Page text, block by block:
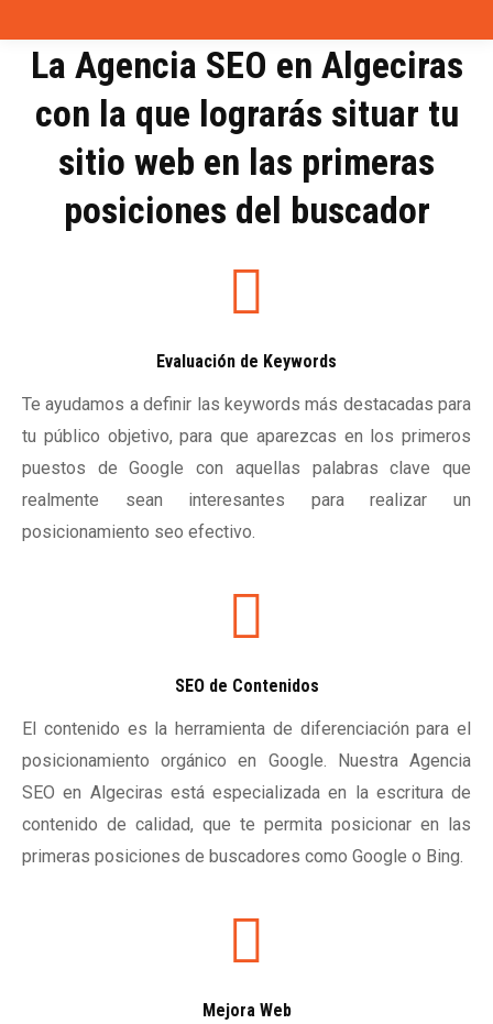
La Agencia SEO en Algeciras
con la que lograrás situar tu
sitio web en las primeras
posiciones del buscador
Evaluación de Keywords
Te ayudamos a definir las keywords más destacadas para
tu público objetivo, para que aparezcas en los primeros
puestos de Google con aquellas palabras clave que
realmente sean interesantes para realizar un
posicionamiento seo efectivo.
SEO de Contenidos
El contenido es la herramienta de diferenciación para el
posicionamiento orgánico en Google. Nuestra Agencia
SEO en Algeciras está especializada en la escritura de
contenido de calidad, que te permita posicionar en las
primeras posiciones de buscadores como Google o Bing.
Mejora Web